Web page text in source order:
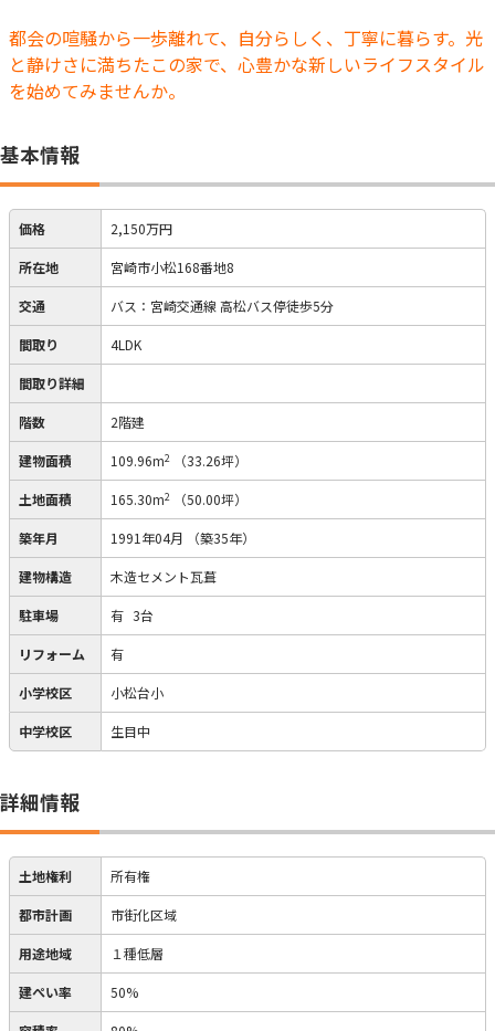
都会の喧騒から一歩離れて、自分らしく、丁寧に暮らす。光
と静けさに満ちたこの家で、心豊かな新しいライフスタイル
を始めてみませんか。
基本情報
価格 2,150万円
所在地 宮崎市小松168番地8
交通 バス：宮崎交通線 高松バス停徒歩5分
間取り 4LDK
間取り詳細
階数 2階建
建物面積 109.96m2 （33.26坪）
土地面積 165.30m2 （50.00坪）
築年月 1991年04月 （築35年）
建物構造 木造セメント瓦葺
駐車場 有 3台
リフォーム 有
小学校区 小松台小
中学校区 生目中
詳細情報
土地権利 所有権
都市計画 市街化区域
用途地域 １種低層
建ぺい率 50%